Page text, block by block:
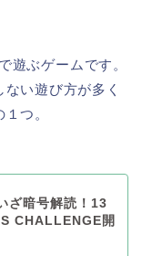
遊ぶゲームです。
い遊び方が多く
つ。
ざ暗号解読！13
CHALLENGE開